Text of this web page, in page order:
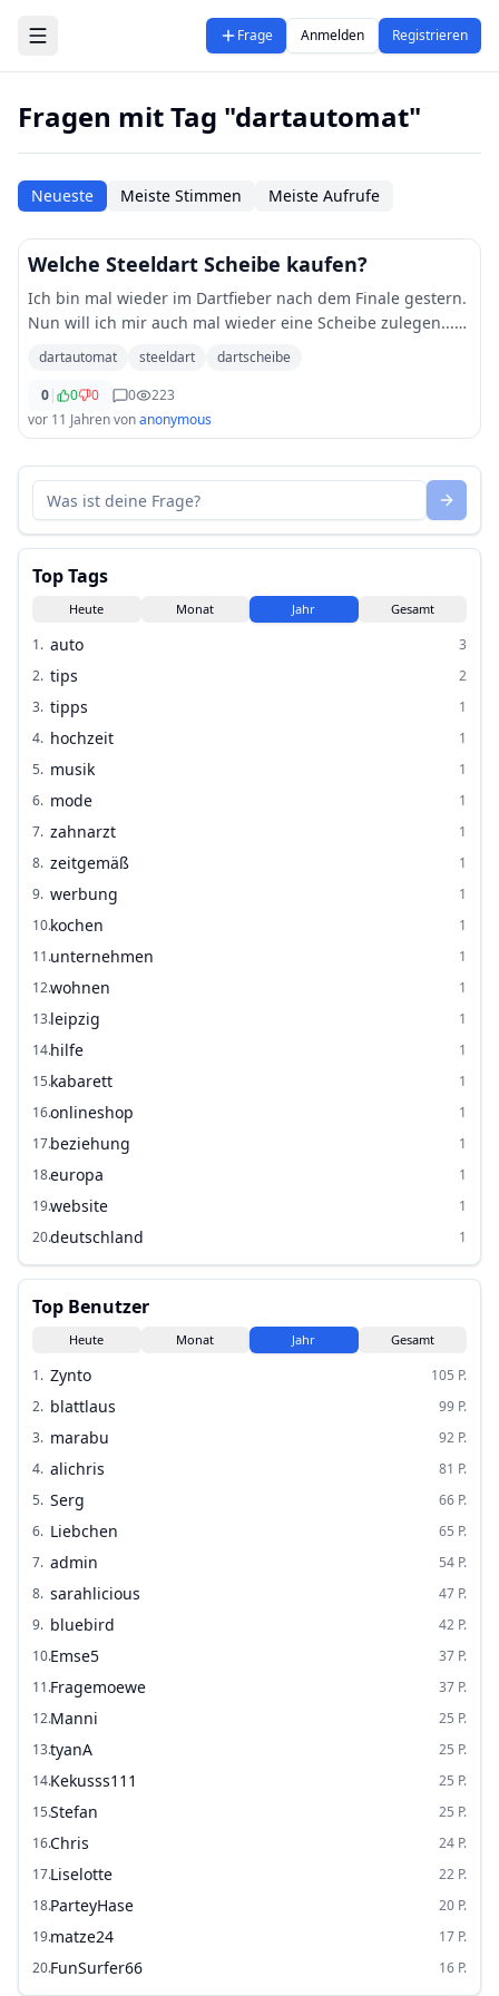
Zum Hauptinhalt springen
Frage Anmelden Registrieren
Fragen mit Tag "dartautomat"
Neueste Meiste Stimmen Meiste Aufrufe
Welche Steeldart Scheibe kaufen?
Ich bin mal wieder im Dartfieber nach dem Finale gestern.
Nun will ich mir auch mal wieder eine Scheibe zulegen...
Welche könnt ihr empfehlen? Ist der Testsieger von hier in
dartautomat steeldart
dartscheibe
0| 0 0 0
223
vor 11 Jahrenvonanonymous
Top Tags
Heute Monat Jahr Gesamt
1. auto
3
2. tips
2
3. tipps
1
4. hochzeit
1
5. musik
1
6. mode
1
7. zahnarzt
1
8. zeitgemäß
1
9. werbung
1
10.kochen
1
11.unternehmen
1
12.wohnen
1
13.leipzig
1
14.hilfe
1
15.kabarett
1
16.onlineshop
1
17.beziehung
1
18.europa
1
19.website
1
20.deutschland 1
Top Benutzer
Heute Monat Jahr Gesamt
1. Zynto 105 P.
2. blattlaus 99 P.
3. marabu 92 P.
4. alichris 81 P.
5. Serg 66 P.
6. Liebchen 65 P.
7. admin 54 P.
8. sarahlicious 47 P.
9. bluebird 42 P.
10.Emse5 37 P.
11.Fragemoewe 37 P.
12.Manni 25 P.
13.tyanA 25 P.
14.Kekusss111 25 P.
15.Stefan 25 P.
16.Chris 24 P.
17.Liselotte 22 P.
18.ParteyHase 20 P.
19.matze24 17 P.
20.FunSurfer66 16 P.